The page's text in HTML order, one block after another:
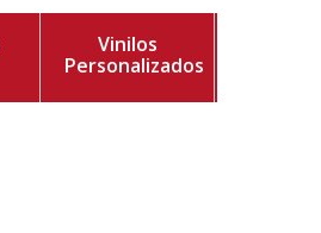
Vinilos
Personalizados